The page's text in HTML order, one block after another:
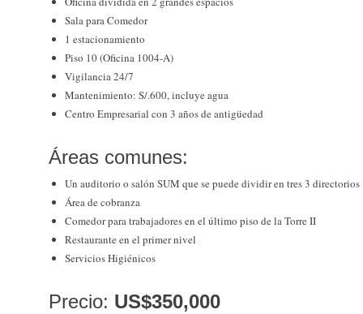
Sala para Comedor
1 estacionamiento
Piso 10 (Oficina 1004-A)
Vigilancia 24/7
Mantenimiento: S/.600, incluye agua
Centro Empresarial con 3 años de antigüedad
Áreas comunes:
Un auditorio o salón SUM que se puede dividir en tres 3 directorios
Área de cobranza
Comedor para trabajadores en el último piso de la Torre II
Restaurante en el primer nivel
Servicios Higiénicos
Precio: US$350,000